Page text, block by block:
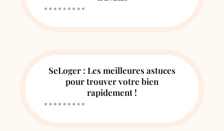
SeLoger : Les meilleures astuces
pour trouver votre bien
rapidement !